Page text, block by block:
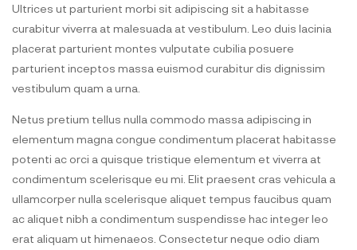
Ultrices ut parturient morbi sit adipiscing sit a habitasse
curabitur viverra at malesuada at vestibulum. Leo duis lacinia
placerat parturient montes vulputate cubilia posuere
parturient inceptos massa euismod curabitur dis dignissim
vestibulum quam a urna.
Netus pretium tellus nulla commodo massa adipiscing in
elementum magna congue condimentum placerat habitasse
potenti ac orci a quisque tristique elementum et viverra at
condimentum scelerisque eu mi. Elit praesent cras vehicula a
ullamcorper nulla scelerisque aliquet tempus faucibus quam
ac aliquet nibh a condimentum suspendisse hac integer leo
erat aliquam ut himenaeos. Consectetur neque odio diam